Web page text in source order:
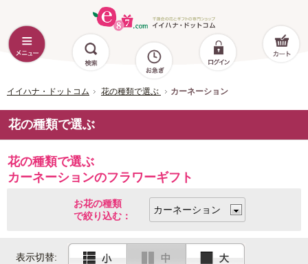
イイハナ・ドットコム 花の種類で選ぶ カーネーション
花の種類で選ぶ
花の種類で選ぶ
カーネーションのフラワーギフト
お花の種類
で絞り込む：
表示切替: